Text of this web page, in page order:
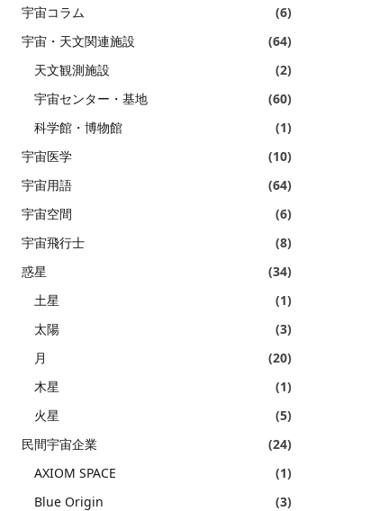
宇宙コラム
(6)
宇宙・天文関連施設
(64)
天文観測施設
(2)
宇宙センター・基地
(60)
科学館・博物館
(1)
宇宙医学
(10)
宇宙用語
(64)
宇宙空間
(6)
宇宙飛行士
(8)
惑星
(34)
土星
(1)
太陽
(3)
月
(20)
木星
(1)
火星
(5)
民間宇宙企業
(24)
AXIOM SPACE
(1)
Blue Origin
(3)